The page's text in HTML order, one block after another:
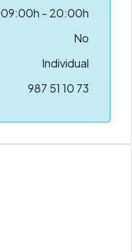
09:00h - 20:00h
No
Individual
987 51 10 73